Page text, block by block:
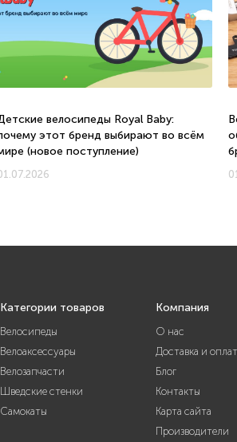
велосипеды Royal Baby:
этот бренд выбирают во всём
(новое поступление)
Категории товаров
Велосипеды
Велоаксессуары
Велозапчасти
Шведские стенки
Самокаты
Компания
О нас
Доставка и
Блог
Контакты
Карта сайта
Производители